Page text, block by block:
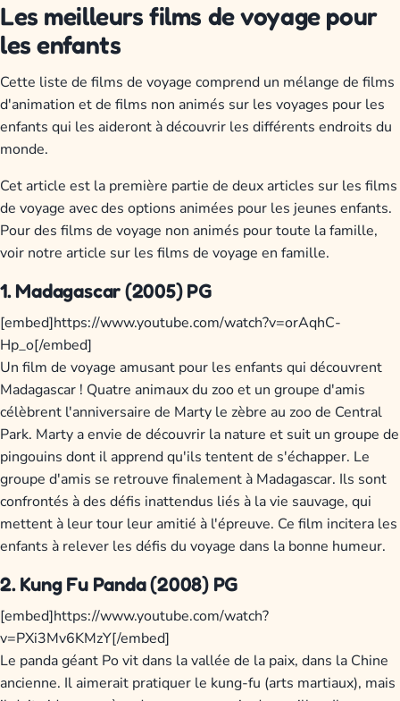
Les meilleurs films de voyage pour
les enfants
Cette liste de films de voyage comprend un mélange de films
d'animation et de films non animés sur les voyages pour les
enfants qui les aideront à découvrir les différents endroits du
monde.
Cet article est la première partie de deux articles sur les films
de voyage avec des options animées pour les jeunes enfants.
Pour des films de voyage non animés pour toute la famille,
voir notre article sur les films de voyage en famille.
1. Madagascar (2005) PG
[embed]https://www.youtube.com/watch?v=orAqhC-
Hp_o[/embed]
Un film de voyage amusant pour les enfants qui découvrent
Madagascar ! Quatre animaux du zoo et un groupe d'amis
célèbrent l'anniversaire de Marty le zèbre au zoo de Central
Park. Marty a envie de découvrir la nature et suit un groupe de
pingouins dont il apprend qu'ils tentent de s'échapper. Le
groupe d'amis se retrouve finalement à Madagascar. Ils sont
confrontés à des défis inattendus liés à la vie sauvage, qui
mettent à leur tour leur amitié à l'épreuve. Ce film incitera les
enfants à relever les défis du voyage dans la bonne humeur.
2. Kung Fu Panda (2008) PG
[embed]https://www.youtube.com/watch?
v=PXi3Mv6KMzY[/embed]
Le panda géant Po vit dans la vallée de la paix, dans la Chine
ancienne. Il aimerait pratiquer le kung-fu (arts martiaux), mais